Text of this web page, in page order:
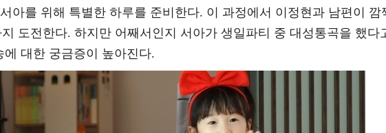
아를 위해 특별한 하루를 준비한다. 이 과정에서 이정현과 남편이 깜
도전한다. 하지만 어째서인지 서아가 생일파티 중 대성통곡을 했다
에 대한 궁금증이 높아진다.